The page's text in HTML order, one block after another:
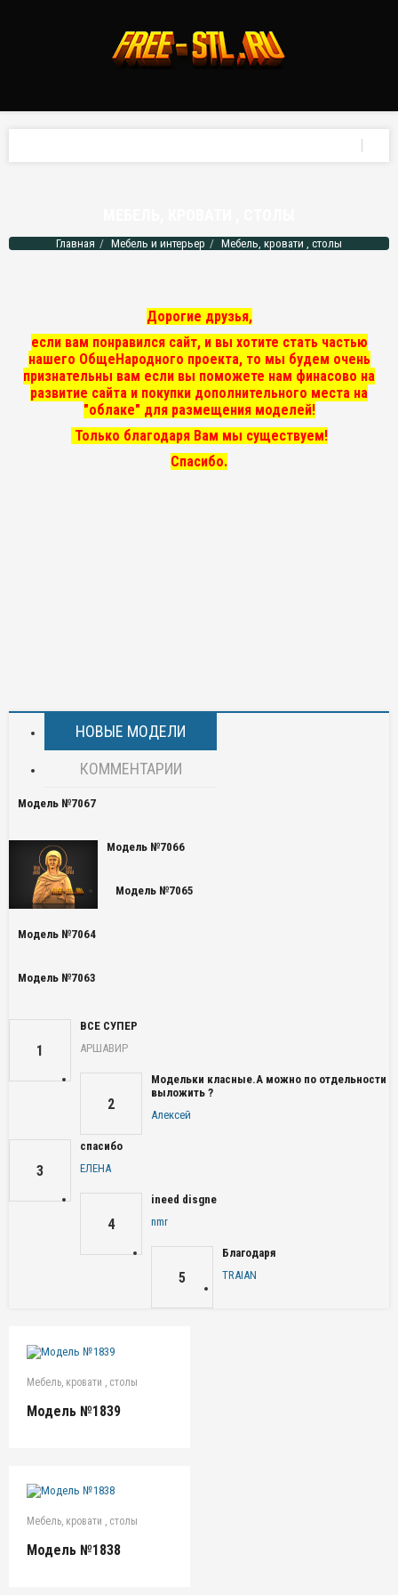
Главная Мебель и интерьер Мебель, кровати , столы
Дорогие друзья,
если вам понравился сайт, и вы хотите стать частью
нашего ОбщеНародного проекта, то мы будем очень
признательны вам если вы поможете нам финасово на
развитие сайта и покупки дополнительного места на
"облаке" для размещения моделей!
Только благодаря Вам мы существуем!
Спасибо.
НОВЫЕ МОДЕЛИ
КОММЕНТАРИИ
Модель №7067
Модель №7066
Модель №7065
Модель №7064
Модель №7063
1
ВСЕ СУПЕР
АРШАВИР
2
Модельки класные.А можно по отдельности
выложить ?
Алексей
3
спасибо
ЕЛЕНА
4
ineed disgne
nmr
5
Благодаря
TRAIAN
Мебель, кровати , столы
Модель №1839
Мебель, кровати , столы
Модель №1838